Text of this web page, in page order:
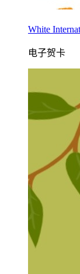
White
电子贺卡